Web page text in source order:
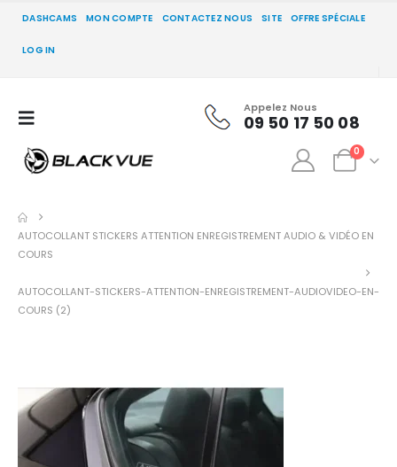
DASHCAMS MON COMPTE CONTACTEZ NOUS SITE OFFRE SPÉCIALE
LOG IN
Appelez Nous
09 50 17 50 08
0
AUTOCOLLANT STICKERS ATTENTION ENREGISTREMENT AUDIO & VIDÉO EN
COURS
AUTOCOLLANT-STICKERS-ATTENTION-ENREGISTREMENT-AUDIOVIDEO-EN-
COURS (2)